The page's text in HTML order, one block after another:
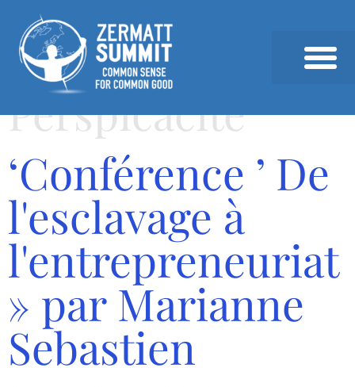
Perspicacité
‘Conférence ’ De
l'esclavage à
l'entrepreneuriat
» par Marianne
Sebastien